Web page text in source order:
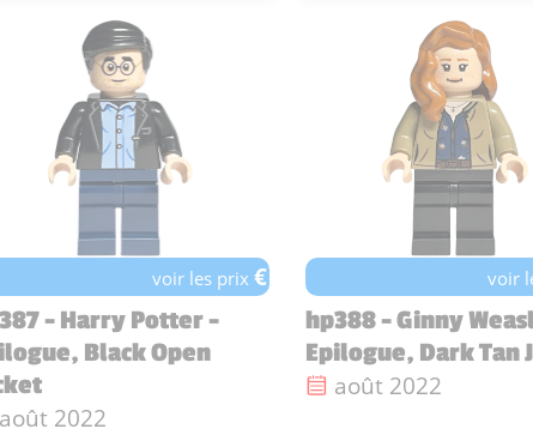
voir les prix€
- Harry Potter -
Black Open
Date de sortie :
août 2022
voir
hp388 - Ginny
Epilogue, Dark Tan
Date de sortie :
août 2022